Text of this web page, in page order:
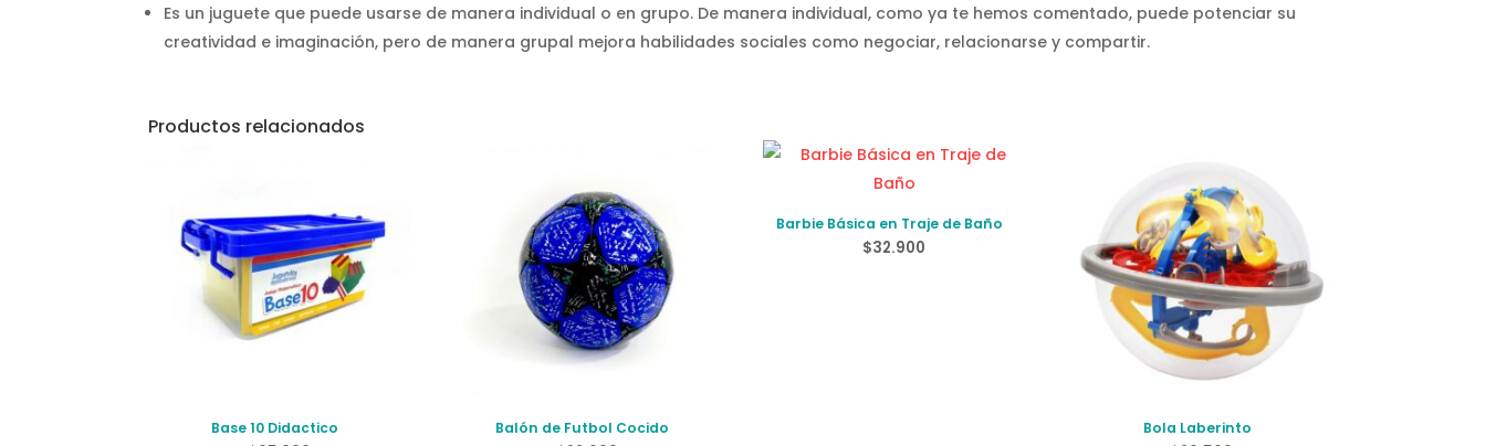
Es un juguete que puede usarse de manera individual o en grupo. De manera individual, como ya te hemos comentado, puede potenciar su
creatividad e imaginación, pero de manera grupal mejora habilidades sociales como negociar, relacionarse y compartir.
Productos relacionados
Base 10 Didactico Balón de Futbol Cocido
Barbie Básica en Traje de Baño
$32.900
Bola Laberinto